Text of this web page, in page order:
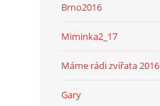
Brno2016
Miminka2_17
Máme rádi zvířata 2016
Gary